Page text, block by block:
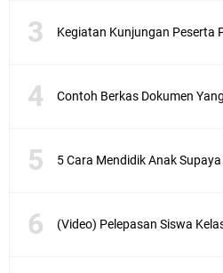
Kegiatan Kunjungan Peserta
5 Cara Mendidik Anak
(Video) Pelepasan Siswa